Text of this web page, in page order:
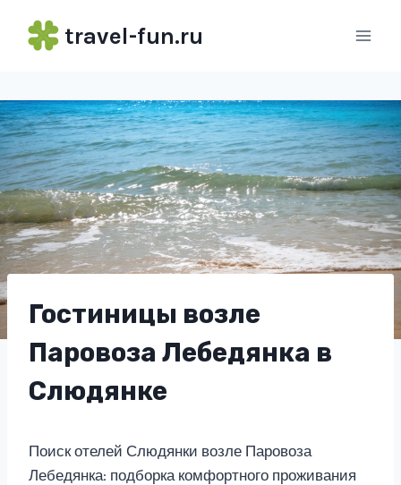
travel-fun.ru
Гостиницы возле
Паровоза Лебедянка в
Слюдянке
Поиск отелей Слюдянки возле Паровоза
Лебедянка: подборка комфортного проживания